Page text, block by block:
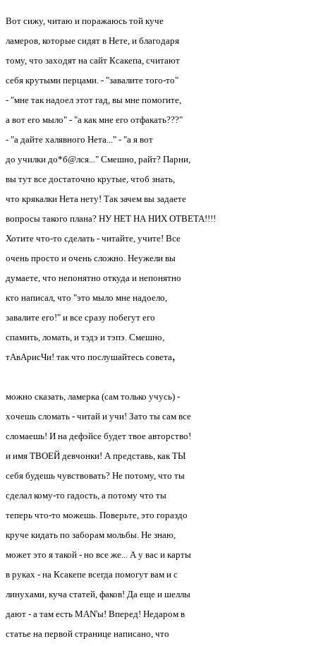
Вот сижу, читаю и поражаюсь той куче
ламеров, которые сидят в Нете, и благодаря
тому, что заходят на сайт Ксакепа, считают
себя крутыми перцами. - "завалите того-то"
- "мне так надоел этот гад, вы мне помогите,
а вот его мыло" - "а как мне его отфакать???"
- "а дайте халявного Нета..." - "а я вот
до училки до*б@лся..." Смешно, райт? Парни,
вы тут все достаточно крутые, чтоб знать,
что крякалки Нета нету! Так зачем вы задаете
вопросы такого плана? НУ НЕТ НА НИХ ОТВЕТА!!!!
Хотите что-то сделать - читайте, учите! Все
очень просто и очень сложно. Неужели вы
думаете, что непонятно откуда и непонятно
кто написал, что "это мыло мне надоело,
завалите его!" и все сразу побегут его
спамить, ломать, и тэдэ и тэпэ. Смешно,
тАвАрисЧи! так что послушайтесь совета,
можно сказать, ламерка (сам только учусь) -
хочешь сломать - читай и учи! Зато ты сам все
сломаешь! И на дефэйсе будет твое авторство!
и имя ТВОЕЙ девчонки! А представь, как ТЫ
себя будешь чувствовать? Не потому, что ты
сделал кому-то гадость, а потому что ты
теперь что-то можешь. Поверьте, это гораздо
круче кидать по заборам мольбы. Не знаю,
может это я такой - но все же... А у вас и карты
в руках - на Ксакепе всегда помогут вам и с
линухами, куча статей, факов! Да еще и шеллы
дают - а там есть MAN'ы! Вперед! Недаром в
статье на первой странице написано, что